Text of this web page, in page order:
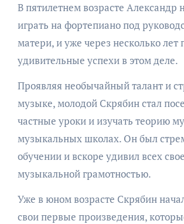
В пятилетнем возрасте Александр
играть на фортепиано под
матери, и уже через несколько лет
удивительные успехи в этом деле.
Проявляя необычайный талант и
музыке, молодой Скрябин стал
частные уроки и изучать теорию
музыкальных школах. Он был
обучении и вскоре удивил всех
музыкальной грамотностью.
Уже в юном возрасте Скрябин
свои первые произведения,